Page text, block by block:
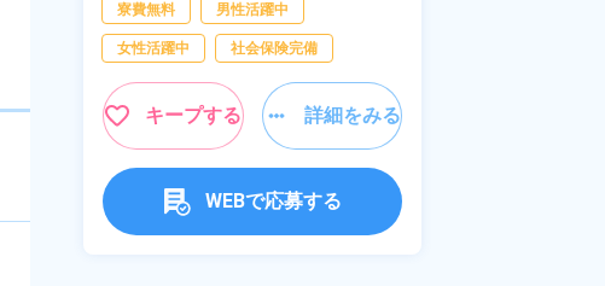
寮費無料 男性活躍中
女性活躍中 社会保険完備
キープする 詳細をみる
WEBで応募する